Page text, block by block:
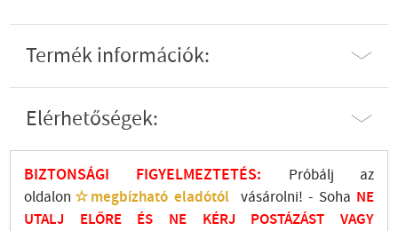
Termék információk:
Elérhetőségek:
BIZTONSÁGI FIGYELMEZTETÉS:
Próbálj az
oldalon ☆megbízható eladótól vásárolni! - Soha NE
UTALJ ELŐRE ÉS NE KÉRJ POSTÁZÁST VAGY